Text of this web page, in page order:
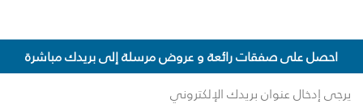
احصل على صفقات رائعة و عروض مرسلة إلى بريدك مباشرة